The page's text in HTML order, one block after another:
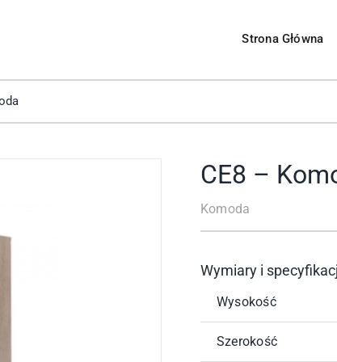
Strona Główna
Meble Systemowe
Jadalnia
Biuro
Przedpokój
CE8 –
Komoda
Wymiary i
Wysokość
Szerokość